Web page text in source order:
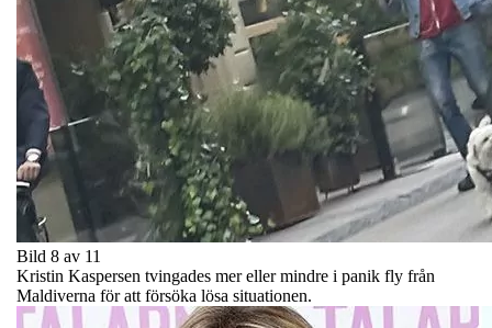
Bild 8 av 11
Kristin Kaspersen tvingades mer eller mindre i panik fly från
Maldiverna för att försöka lösa situationen.